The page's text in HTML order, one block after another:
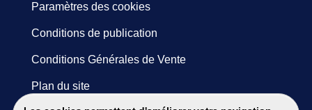
Paramètres des cookies
Conditions de publication
Conditions Générales de Vente
Plan du site